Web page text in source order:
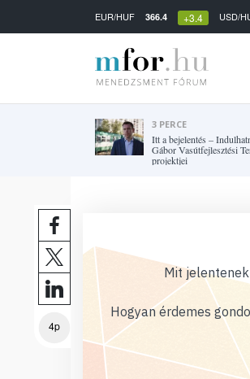
EUR/HUF 366.4 +3.4 USD/
3 PERCE
Itt a bejelentés –
Gábor Vasútfejlesztési
projektjei
4p
Mit
Hogyan érdemes